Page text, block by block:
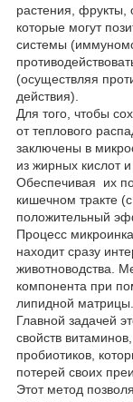
растения, фрукты,
которые могут
системы
(осуществляя
действия).
Для того, чтобы
от теплового
заключены в
из жирных кислот
Обеспечивая их
кишечном тракте
положительный
Процесс
находит сразу
животноводства.
компонента при
липидной матрицы.
Главной задачей
свойств
пробиотиков,
потерей своих
Этот метод